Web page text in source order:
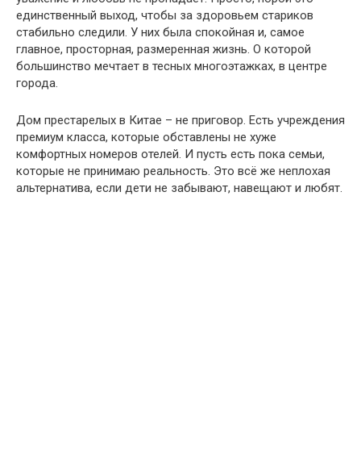
единственный выход, чтобы за здоровьем стариков
стабильно следили. У них была спокойная и, самое
главное, просторная, размеренная жизнь. О которой
большинство мечтает в тесных многоэтажках, в центре
города.
Дом престарелых в Китае – не приговор. Есть учреждения
премиум класса, которые обставлены не хуже
комфортных номеров отелей. И пусть есть пока семьи,
которые не принимаю реальность. Это всё же неплохая
альтернатива, если дети не забывают, навещают и любят.